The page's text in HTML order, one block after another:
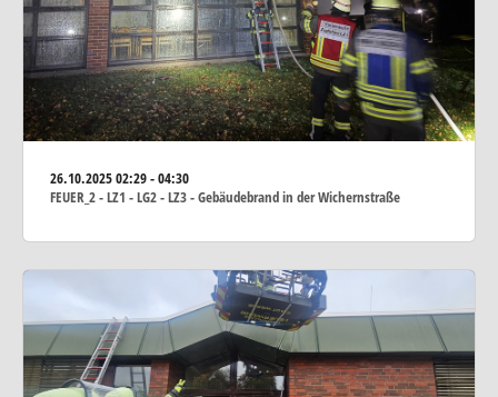
26.10.202502:29 - 04:30
FEUER_2 - LZ1 - LG2 - LZ3 - Gebäudebrand in der Wichernstraße